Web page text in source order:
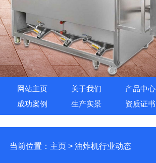
网站主页 关于我们 产品中心
成功案例
生产实景 资质证书
当前位置： 主页> 油炸机行业动态